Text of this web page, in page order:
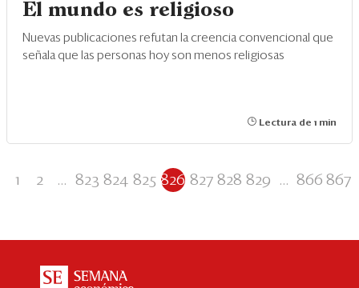
El mundo es religioso
Nuevas publicaciones refutan la creencia convencional que
señala que las personas hoy son menos religiosas
Lectura de 1 min
1 2 ... 823 824 825 826 827 828 829 ... 866 867